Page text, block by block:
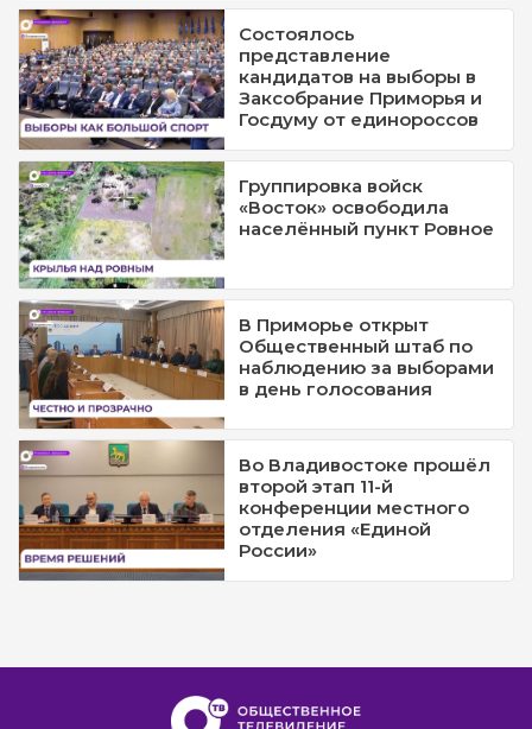
Состоялось
представление
кандидатов на выборы в
Заксобрание Приморья и
Госдуму от единороссов
Группировка войск
«Восток» освободила
населённый пункт Ровное
В Приморье открыт
Общественный штаб по
наблюдению за выборами
в день голосования
Во Владивостоке прошёл
второй этап 11-й
конференции местного
отделения «Единой
России»